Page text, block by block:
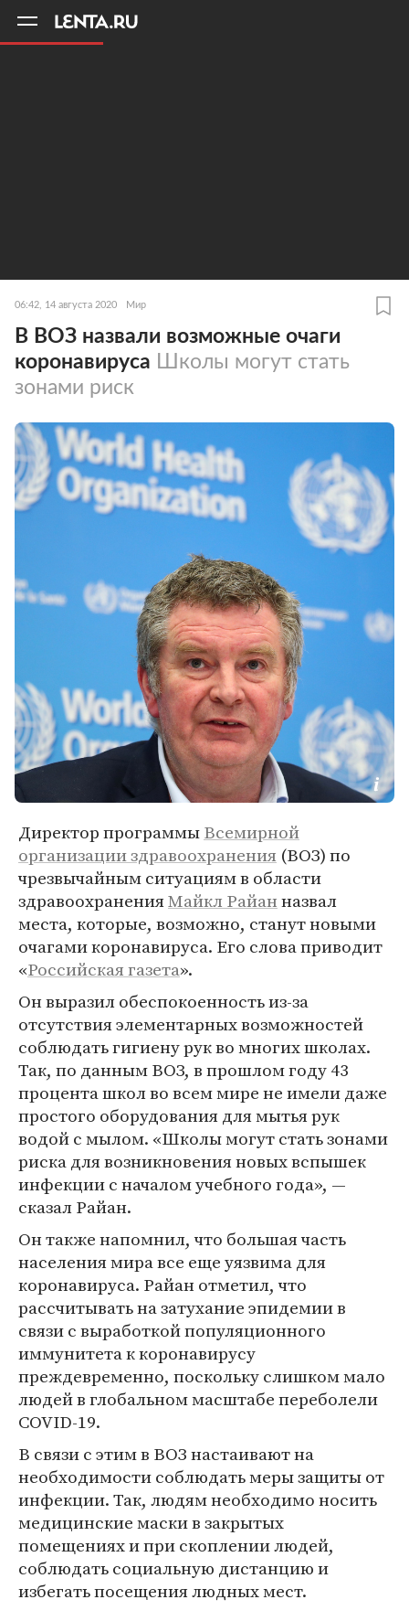
06:42, 14 августа 2020 Мир
В ВОЗ назвали возможные очаги
коронавируса Школы могут стать
зонами риск
Директор программыВсемирной
организации здравоохранения (ВОЗ) по
чрезвычайным ситуациям в области
здравоохраненияМайкл Райанназвал
места, которые, возможно, станут новыми
очагами коронавируса. Его слова приводит
«Российская газета».
Он выразил обеспокоенность из-за
отсутствия элементарных возможностей
соблюдать гигиену рук во многих школах.
Так, по данным ВОЗ, в прошлом году 43
процента школ во всем мире не имели даже
простого оборудования для мытья рук
водой с мылом. «Школы могут стать зонами
риска для возникновения новых вспышек
инфекции с началом учебного года», —
сказал Райан.
Он также напомнил, что большая часть
населения мира все еще уязвима для
коронавируса. Райан отметил, что
рассчитывать на затухание эпидемии в
связи с выработкой популяционного
иммунитета к коронавирусу
преждевременно, поскольку слишком мало
людей в глобальном масштабе переболели
COVID-19.
В связи с этим в ВОЗ настаивают на
необходимости соблюдать меры защиты от
инфекции. Так, людям необходимо носить
медицинские маски в закрытых
помещениях и при скоплении людей,
соблюдать социальную дистанцию и
избегать посещения людных мест.